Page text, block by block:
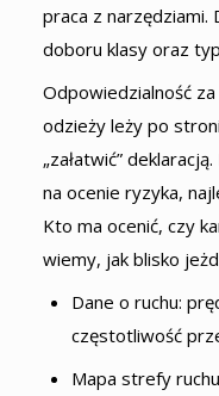
praca z
doboru klasy oraz
Odpowiedzialność
odzieży leży po
„załatwić”
na ocenie ryzyka,
Kto ma ocenić, czy
wiemy, jak blisko
Dane o ruchu:
częstotliwość
Mapa strefy